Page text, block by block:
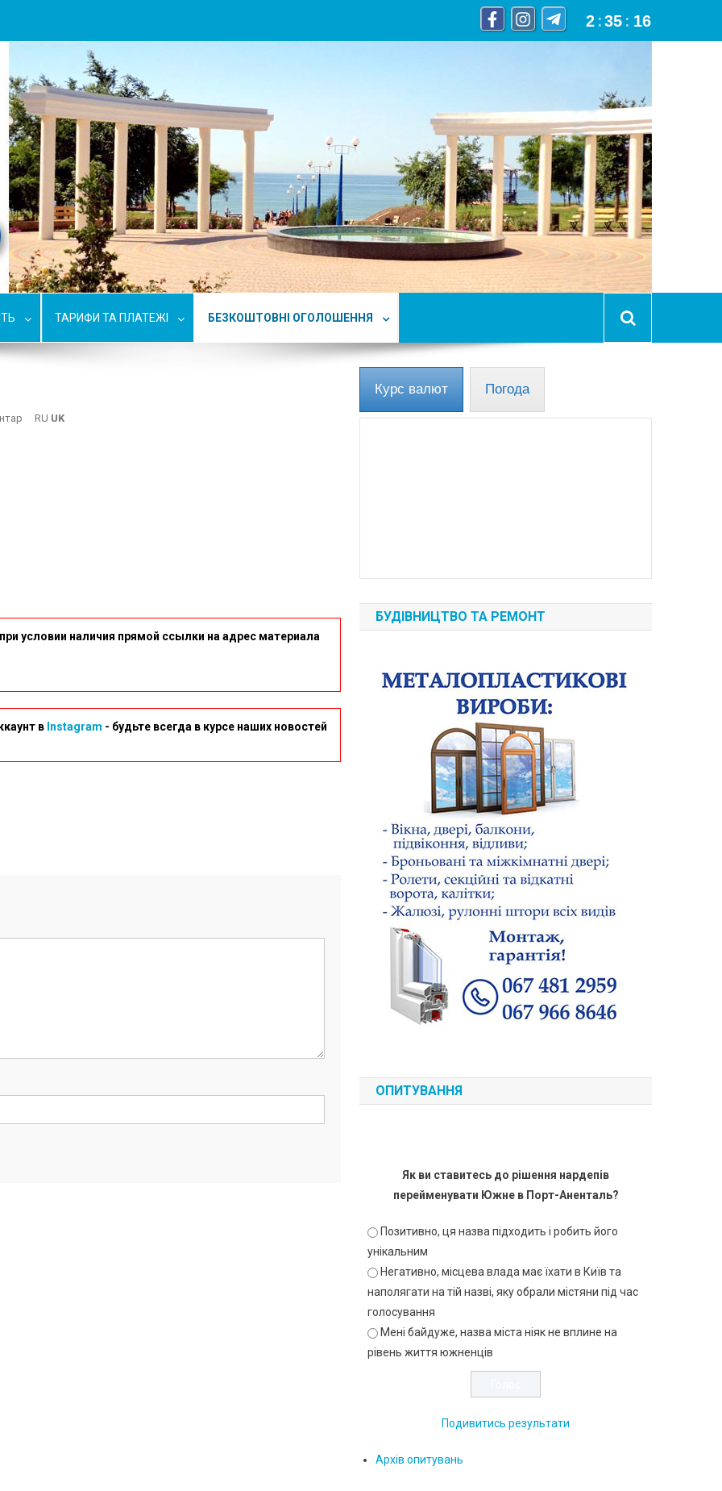
2 :35 : 17
ТАРИФИ ТА ПЛАТЕЖІ БЕЗКОШТОВНІ ОГОЛОШЕННЯ
RU UK
условии наличия прямой ссылки на адрес материала
в Instagram - будьте всегда в курсе наших новостей
Курс валют Погода
БУДІВНИЦТВО ТА РЕМОНТ
ОПИТУВАННЯ
Як ви ставитесь до рішення нардепів
перейменувати Южне в Порт-Аненталь?
Позитивно, ця назва підходить і робить його
унікальним
Негативно, місцева влада має їхати в Київ та
наполягати на тій назві, яку обрали містяни під час
голосування
Мені байдуже, назва міста ніяк не вплине на
рівень життя южненців
Подивитись результати
Архів опитувань